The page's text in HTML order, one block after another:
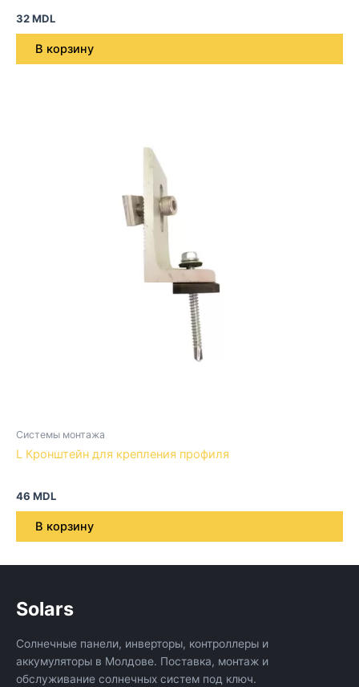
32MDL
В корзину
Системы монтажа
L Кронштейн для крепления профиля
46 MDL
В корзину
Solars
Солнечные панели, инверторы, контроллеры и
аккумуляторы в Молдове. Поставка, монтаж и
обслуживание солнечных систем под ключ.